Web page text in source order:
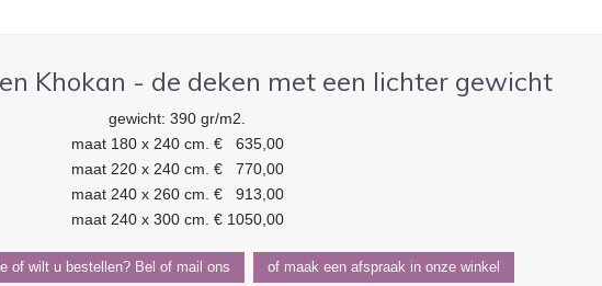
Khokan - de deken met een lichter gewicht
gewicht: 390 gr/m2.
maat 180 x 240 cm. € 635,00
maat 220 x 240 cm. € 770,00
maat 240 x 260 cm. € 913,00
maat 240 x 300 cm. € 1050,00
of wilt u bestellen? Bel of mail ons of maak een afspraak in onze winkel